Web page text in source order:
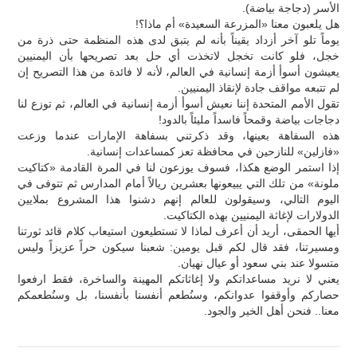
الأسر (دجاجة بياضة).
هل يلعبون معنا «المزرعة السعيدة» أم ماذا؟!
يوماً تلو آخر أزداد يقيناً بأنه لم يتبق لدى هذه المنظمة حتى ذرة من
خجل، فلو كانت تخجل لاتخذت أي حل بعد تصريحها بأن اليمنيين
يعيشون أسوأ أزمة إنسانية في العالم، لأنه لا فائدة من هذا التصريح إن
لم تتبعه مواقف جادة لإنقاذ اليمنيين.
تقول الأمم المتحدة إننا نعيش أسوأ أزمة إنسانية في العالم، ثم توزع لنا
دجاجات بياضة وقمحاً فاسداً مليئاً بالدود!
هذه السفاهة بعينها، وقد ذكرتني بسفاهة الإمارات عندما وزعت
«فازلين» للنازحين في محافظة تعز كمساعدات إنسانية.
إذا استمر الوضع هكذا، فسوف يوزعون لنا في المرة القادمة «كتاكيت
ملونة» من تلك التي يبيعونها بعشرين ريالاً أمام المدارس ثم تتوفى في
اليوم التالي، وسيقولون للعالم إنهم دشنوا هذا المشروع بملايين
الدولارات لإغاثة اليمنيين بهذه الكتاكيت.
أيها الحمقى، أريد أن أعرف لماذا لا تستطيعون استيعاب كلام قائد ثورتنا
ومسيرتنا، فقد قال لكم قبل يومين: شعبنا سيكون حراً عزيزاً وليس
متسولا عند بني سعود أو عيال نهيان.
يعني لا نريد مساعداتكم ولا إغاثاتكم المهينة والساخرة، فقط ارفعوا
حصاركم وأوقفوا عدوانكم، وسنُطعم أنفسنا بأنفسنا، بل وسنُطعمكم
معنا.. فنحن أهل الخير والجود.